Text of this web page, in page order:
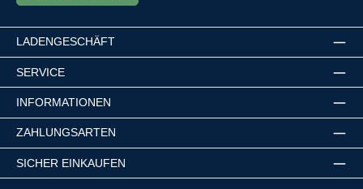
LADENGESCHÄFT
SERVICE
INFORMATIONEN
ZAHLUNGSARTEN
SICHER EINKAUFEN